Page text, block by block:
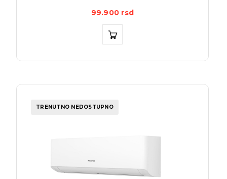
99.900 rsd
TRENUTNO NEDOSTUPNO